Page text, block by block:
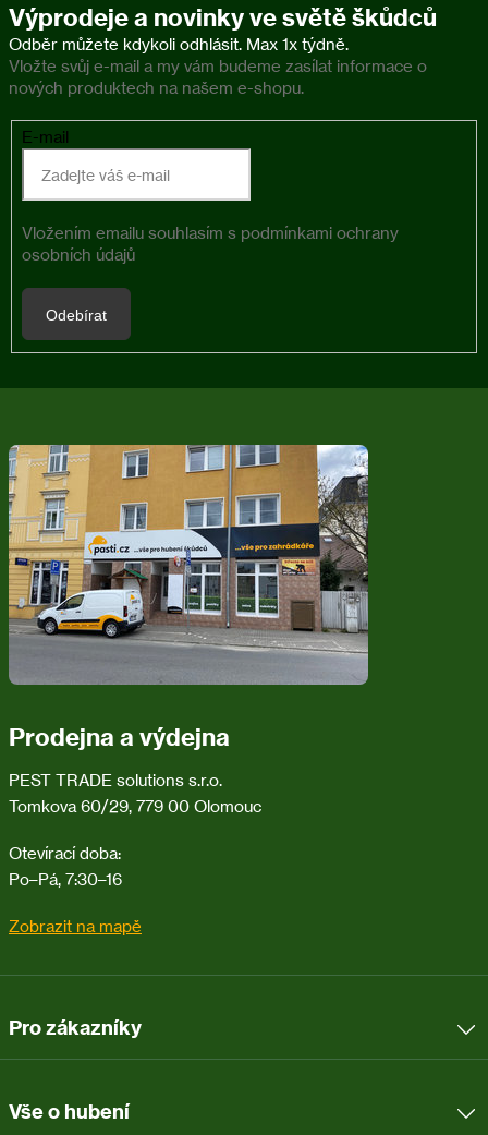
Výprodeje a novinky ve světě škůdců
Vložte svůj e-mail a my vám budeme zasílat informace o
nových produktech na našem e-shopu.
E-mail
Vložením emailu souhlasím s podmínkami ochrany
osobních údajů
Odebírat
p
a
Prodejna a výdejna
PEST TRADE solutions s.r.o.
Tomkova 60/29, 779 00 Olomouc
Otevírací doba:
Po–Pá, 7:30–16
Zobrazit na mapě
Pro zákazníky
Vše o hubení